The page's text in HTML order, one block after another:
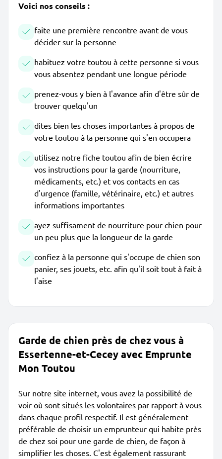
Voici nos conseils :
faite une première rencontre avant de vous
décider sur la personne
habituez votre toutou à cette personne si vous
vous absentez pendant une longue période
prenez-vous y bien à l'avance afin d'être sûr de
trouver quelqu'un
dites bien les choses importantes à propos de
votre toutou à la personne qui s'en occupera
utilisez notre fiche toutou afin de bien écrire
vos instructions pour la garde (nourriture,
médicaments, etc.) et vos contacts en cas
d'urgence (famille, vétérinaire, etc.) et autres
informations importantes
ayez suffisament de nourriture pour chien pour
un peu plus que la longueur de la garde
confiez à la personne qui s'occupe de chien son
panier, ses jouets, etc. afin qu'il soit tout à fait à
l'aise
Garde de chien près de chez vous à
Essertenne-et-Cecey avec Emprunte
Mon Toutou
Sur notre site internet, vous avez la possibilité de
voir où sont situés les volontaires par rapport à vous
dans chaque profil respectif. Il est généralement
préférable de choisir un emprunteur qui habite près
de chez soi pour une garde de chien, de façon à
simplifier les choses. C'est également rassurant